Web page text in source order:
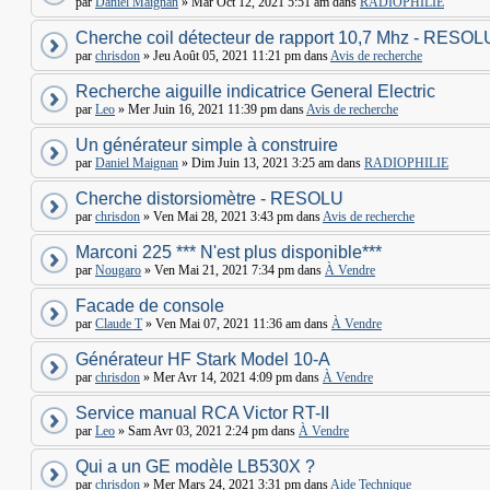
Cherche coil détecteur de rapport 10,7 Mhz -
par chrisdon » Jeu Août 05, 2021 11:21 pm dansAvis de recherche
Recherche aiguille indicatrice General Electric
par Leo » Mer Juin 16, 2021 11:39 pm dansAvis de recherche
Un générateur simple à construire
par Daniel Maignan » Dim Juin 13, 2021 3:25 am dans RADIOPHILIE
Cherche distorsiomètre - RESOLU
par chrisdon » Ven Mai 28, 2021 3:43 pm dansAvis de recherche
Marconi 225 *** N'est plus disponible***
par Nougaro » Ven Mai 21, 2021 7:34 pm dans À Vendre
Facade de console
par Claude T» Ven Mai 07, 2021 11:36 am dans À Vendre
Générateur HF Stark Model 10-A
par chrisdon » Mer Avr 14, 2021 4:09 pm dans À Vendre
Service manual RCA Victor RT-II
par Leo » Sam Avr 03, 2021 2:24 pm dans À Vendre
Qui a un GE modèle LB530X ?
par chrisdon » Mer Mars 24, 2021 3:31 pm dansAide Technique